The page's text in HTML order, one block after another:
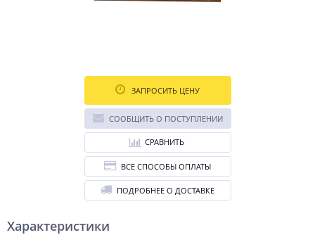
Характеристики
ЗАПРОСИТЬ ЦЕНУ
СООБЩИТЬ О ПОСТУПЛЕНИИ
СРАВНИТЬ
ВСЕ СПОСОБЫ ОПЛАТЫ
ПОДРОБНЕЕ О ДОСТАВКЕ